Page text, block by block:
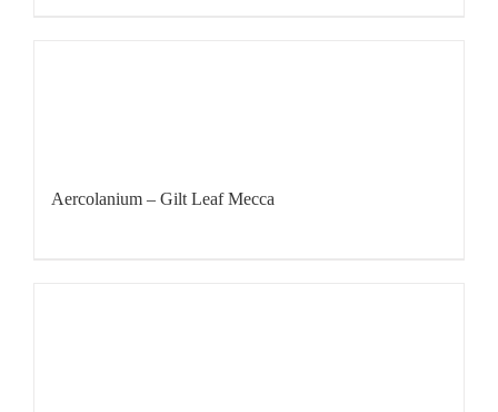
Aercolanium – Gilt Leaf Mecca